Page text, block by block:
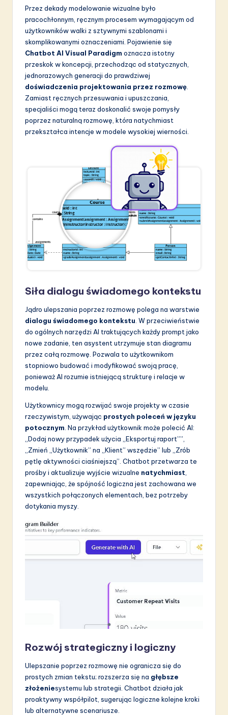
in
A
&
S
o
ti
o
Przez dekady modelowanie wizualne było
pracochłonnym, ręcznym procesem wymagającym od
użytkowników walki z sztywnymi szablonami i
skomplikowanymi oznaczeniami. Pojawienie się
Chatbot AI Visual Paradigm oznacza istotny
przeskok w koncepcji, przechodząc od statycznych,
jednorazowych generacji do prawdziwej
doświadczenia projektowania przez rozmowę
Zamiast ręcznych przesuwania i upuszczania,
specjaliści mogą teraz doskonalić swoje pomysły
poprzez naturalną rozmowę, która natychmiast
przekształca intencje w modele wysokiej wierności.
Siła dialogu świadomego kontekstu
Jądro ulepszania poprzez rozmowę polega na warstwie
dialogu świadomego kontekstu . W przeciwieństwie
do ogólnych narzędzi AI traktujących każdy prompt jako
nowe zadanie, ten asystent utrzymuje stan diagramu
przez całą rozmowę. Pozwala to użytkownikom
stopniowo budować i modyfikować swoją pracę,
ponieważ AI rozumie istniejącą strukturę i relacje w
modelu.
Użytkownicy mogą rozwijać swoje projekty w czasie
rzeczywistym, używając prostych poleceń w języku
potocznym . Na przykład użytkownik może polecić AI:
„Dodaj nowy przypadek użycia „Eksportuj raport””,
„Zmień „Użytkownik” na „Klient” wszędzie” lub „Zrób
pętlę aktywności ciaśniejszą”. Chatbot przetwarza te
prośby i aktualizuje wyjście wizualne natychmiast
zapewniając, że spójność logiczna jest zachowana we
wszystkich połączonych elementach, bez potrzeby
dotykania myszy.
Rozwój strategiczny i logiczny
Ulepszanie poprzez rozmowę nie ogranicza się do
prostych zmian tekstu; rozszerza się na głębsze
złożeniesystemu lub strategii. Chatbot działa jak
proaktywny współpilot, sugerując logiczne kolejne kroki
lub alternatywne scenariusze.